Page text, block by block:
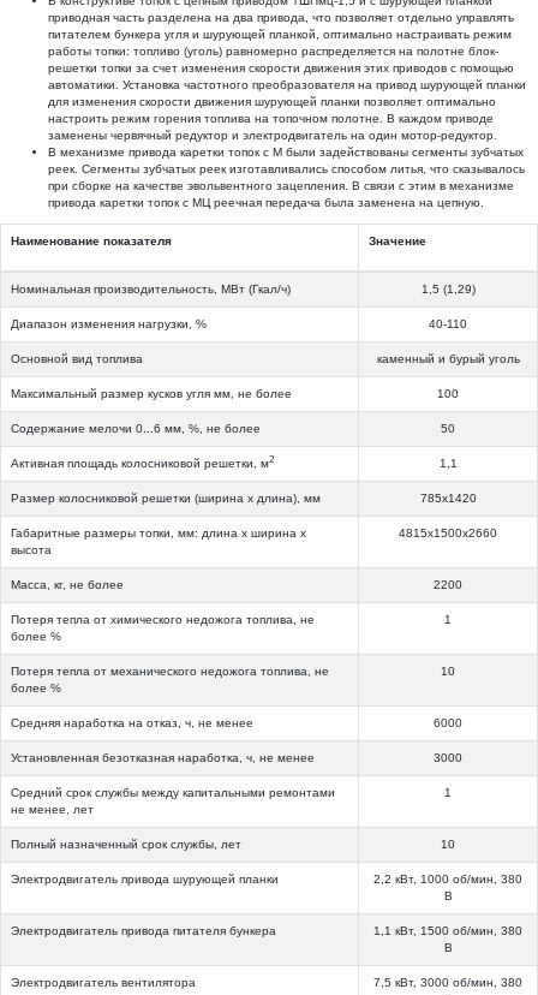
приводная часть разделена на два привода, что позволяет отдельно управлять
питателем бункера угля и шурующей планкой, оптимально настраивать режим
работы топки: топливо (уголь) равномерно распределяется на полотне блок-
решетки топки за счет изменения скорости движения этих приводов с помощью
автоматики. Установка частотного преобразователя на привод шурующей планки
для изменения скорости движения шурующей планки позволяет оптимально
настроить режим горения топлива на топочном полотне. В каждом приводе
заменены червячный редуктор и электродвигатель на один мотор-редуктор.
В механизме привода каретки топок с М были задействованы сегменты зубчатых
реек. Сегменты зубчатых реек изготавливались способом литья, что сказывалось
при сборке на качестве эвольвентного зацепления. В связи с этим в механизме
привода каретки топок с МЦ реечная передача была заменена на цепную.
Наименование показателя Значение
Номинальная производительность, МВт (Гкал/ч) 1,5 (1,29)
Диапазон изменения нагрузки, % 40-110
Основной вид топлива каменный и бурый уголь
Максимальный размер кусков угля мм, не более 100
Содержание мелочи 0...6 мм, %, не более 50
Активная площадь колосниковой решетки, м2 1,1
Размер колосниковой решетки (ширина х длина), мм 785x1420
Габаритные размеры топки, мм: длина х ширина х
высота
4815х1500х2660
Масса, кг, не более 2200
Потеря тепла от химического недожога топлива, не
более %
1
Потеря тепла от механического недожога топлива, не
более %
10
Средняя наработка на отказ, ч, не менее 6000
Установленная безотказная наработка, ч, не менее 3000
Средний срок службы между капитальными ремонтами
не менее, лет
1
Полный назначенный срок службы, лет 10
Электродвигатель привода шурующей планки
2,2 кВт, 1000 об/мин, 380
В
Электродвигатель привода питателя бункера
1,1 кВт, 1500 об/мин, 380
В
Электродвигатель вентилятора
7,5 кВт, 3000 об/мин, 380